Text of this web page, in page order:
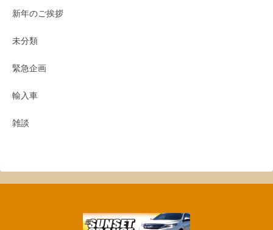
新年のご挨拶
未分類
緊急企画
輸入車
雑談